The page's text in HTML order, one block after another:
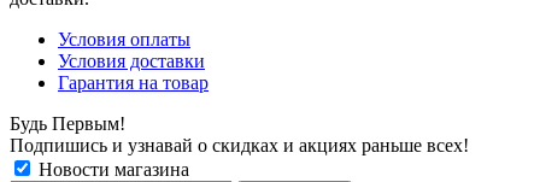
Условия оплаты
Условия доставки
Гарантия на товар
Будь Первым!
Подпишись и узнавай о скидках и акциях раньше всех!
Новости магазина